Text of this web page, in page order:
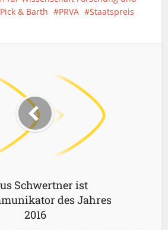
Pick & Barth PRVA
Staatspreis
Schwertner ist
des Jahres
2016